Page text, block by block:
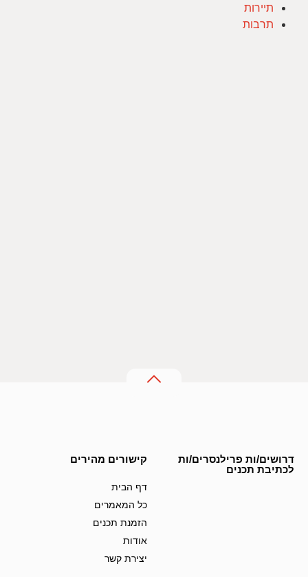
תיירות
תרבות
דרושים/ות פרילנסרים/ות
לכתיבת תכנים
קישורים מהירים
דף הבית
כל המאמרים
הזמנת תכנים
אודות
יצירת קשר